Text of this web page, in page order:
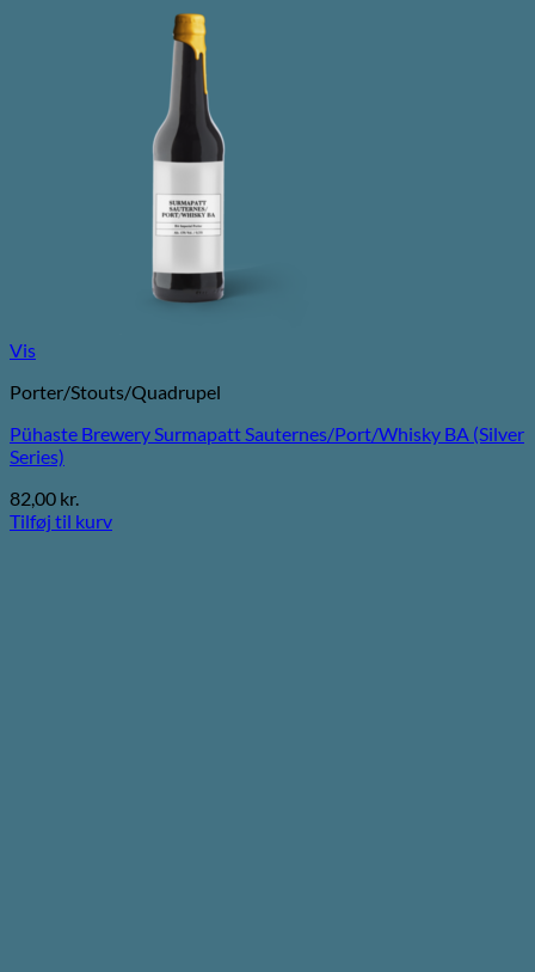
Vis
Porter/Stouts/Quadrupel
Pühaste Brewery Surmapatt Sauternes/Port/Whisky BA (Silver
Series)
82,00 kr.
Tilføj til kurv